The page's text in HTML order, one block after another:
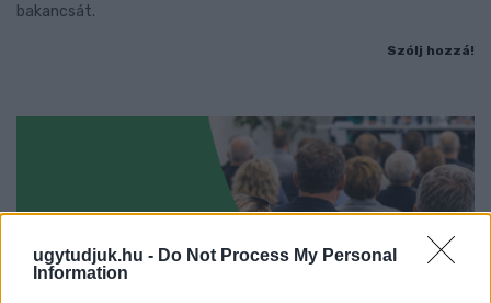
ugytudjuk.hu - Do Not Process My Personal
Information
bakancsát.
Szólj hozzá!